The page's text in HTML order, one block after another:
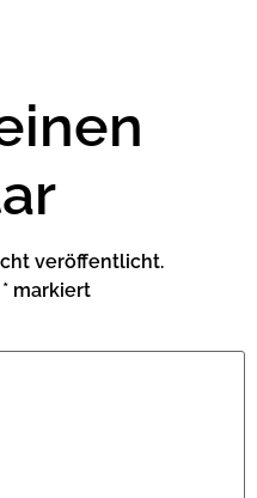
veröffentlicht.
* markiert